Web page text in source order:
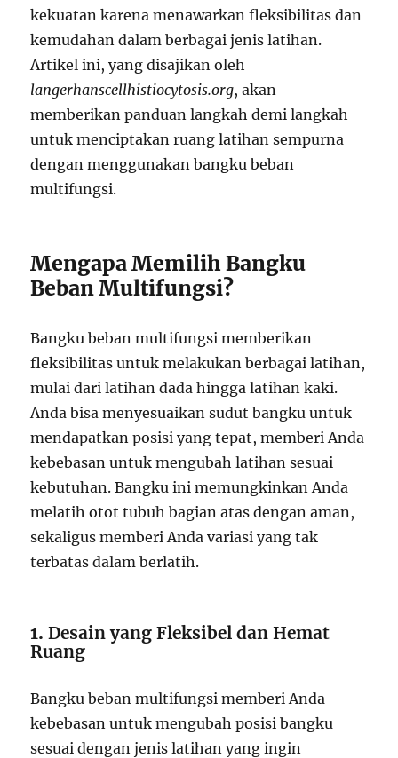
kekuatan karena menawarkan fleksibilitas dan
kemudahan dalam berbagai jenis latihan.
Artikel ini, yang disajikan oleh
langerhanscellhistiocytosis.org, akan
memberikan panduan langkah demi langkah
untuk menciptakan ruang latihan sempurna
dengan menggunakan bangku beban
multifungsi.
Mengapa Memilih Bangku
Beban Multifungsi?
Bangku beban multifungsi memberikan
fleksibilitas untuk melakukan berbagai latihan,
mulai dari latihan dada hingga latihan kaki.
Anda bisa menyesuaikan sudut bangku untuk
mendapatkan posisi yang tepat, memberi Anda
kebebasan untuk mengubah latihan sesuai
kebutuhan. Bangku ini memungkinkan Anda
melatih otot tubuh bagian atas dengan aman,
sekaligus memberi Anda variasi yang tak
terbatas dalam berlatih.
1.Desain yang Fleksibel dan Hemat
Ruang
Bangku beban multifungsi memberi Anda
kebebasan untuk mengubah posisi bangku
sesuai dengan jenis latihan yang ingin